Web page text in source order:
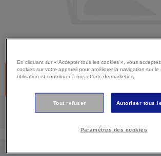
Produit discontinué -Désolé, ce produit n’est
En cliquant sur « Accepter tous les cookies », vous
cookies sur votre appareil pour améliorer la navigation sur le
utilisation et contribuer à nos efforts de marketing.
Tout refuser Autoriser tous
Paramètres des cookies